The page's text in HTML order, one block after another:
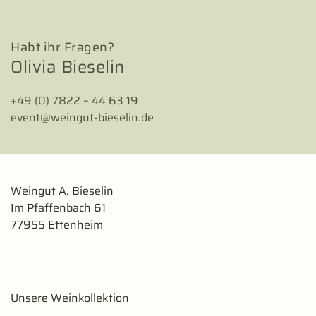
Habt ihr Fragen?
Olivia Bieselin
+49 (0) 7822 – 44 63 19
event@weingut-bieselin.de
Weingut A. Bieselin
Im Pfaffenbach 61
77955 Ettenheim
Unsere Weinkollektion